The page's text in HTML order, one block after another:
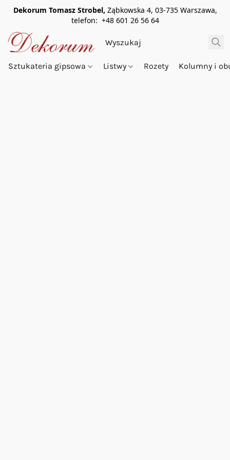
Dekorum Tomasz Strobel, Ząbkowska 4, 03-735 Warszawa,
telefon: +48 601 26 56 64
Sztukateria gipsowa Listwy Rozety Kolumny i